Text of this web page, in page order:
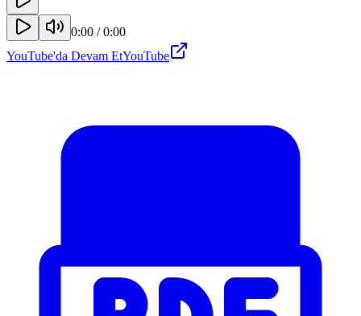
0:00 /0:00
YouTube'da Devam EtYouTube